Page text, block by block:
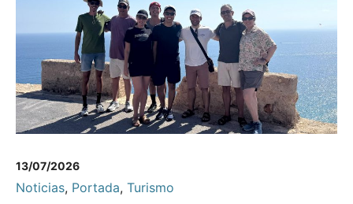
13/07/2026
Noticias, Portada, Turismo